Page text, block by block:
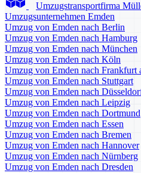
Umzugstransportfirma
Umzugsunternehmen Emden
Umzug von Emden nach Berlin
Umzug von Emden nach Hamburg
Umzug von Emden nach München
Umzug von Emden nach Köln
Umzug von Emden nach Frankfurt
Umzug von Emden nach Stuttgart
Umzug von Emden nach
Umzug von Emden nach Leipzig
Umzug von Emden nach Dortmund
Umzug von Emden nach Essen
Umzug von Emden nach Bremen
Umzug von Emden nach Hannover
Umzug von Emden nach Nürnberg
Umzug von Emden nach Dresden